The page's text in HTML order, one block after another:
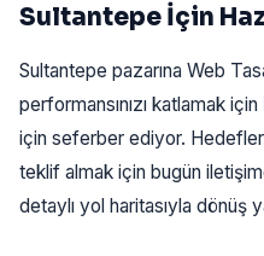
Sultantepe İçin
Sultantepe pazarına Web
performansınızı katlamak için
için seferber ediyor.
teklif almak için bugün
detaylı yol haritasıyla dönüş